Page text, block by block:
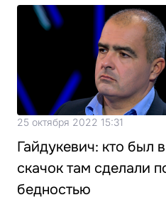
25 октября 2022 15:31
Гайдукевич: кто был
скачок там сделали
бедностью